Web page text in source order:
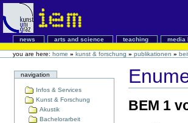
news arts and science teaching media
you are here: home » kunst & forschung » publikationen »
navigation
Infos & Services
Kunst & Forschung
Akustik
Bachelorarbeit
BEM 1